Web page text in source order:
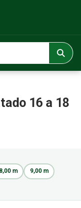
16 a 18
8,00 m 9,00 m